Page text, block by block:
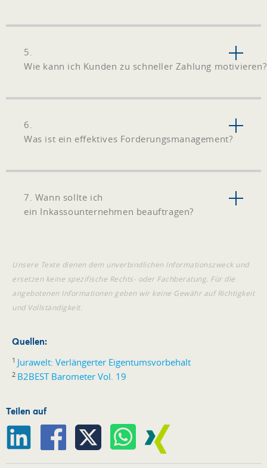
5.
Wie kann ich Kunden zu schneller Zahlung motivieren?
6.
Was ist ein effektives Forderungsmanagement?
7. Wann sollte ich
ein Inkassounternehmen beauftragen?
Unsere Texte dienen dem unverbindlichen Informationszweck und
ersetzen keine spezifische Rechts- oder Fachberatung. Für die
angebotenen Informationen geben wir keine Gewähr auf Richtigkeit
und Vollständigkeit.
Quellen:
1 Jurawelt: Verlängerter Eigentumsvorbehalt
2 B2BEST Barometer Vol. 19
Teilen auf